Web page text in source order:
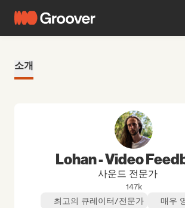
소개
Lohan - Video
사운드 전문가
147k
최고의 큐레이터/전문가
매우